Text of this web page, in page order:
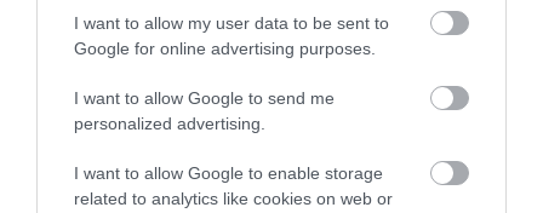
I want to allow my user data to be sent to
Google for online advertising purposes.
I want to allow Google to send me
personalized advertising.
I want to allow Google to enable storage
related to analytics like cookies on web or
în schimb, șinele rămâneau utilizabile chiar și atunci
când traficul auto devenea imposibil. În multe
situații, trenul a rămas singura opțiune.